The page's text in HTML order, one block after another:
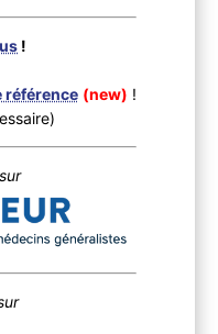
!
référence (new) !